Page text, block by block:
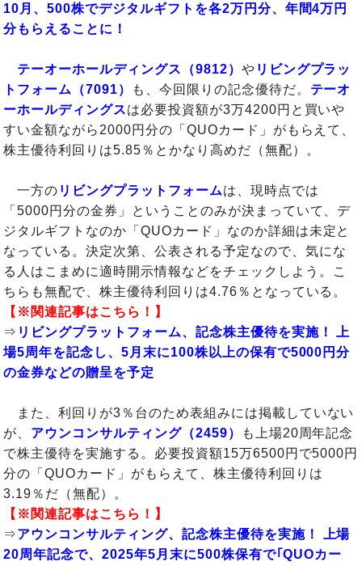
10月、500株でデジタルギフトを各2万円分、年間4万円
分もらえることに！
テーオーホールディングス（9812） や リビングプラッ
トフォーム（7091）
も、今回限りの記念優待だ。 テーオ
ーホールディングスは必要投資額が3万4200円と買いや
すい金額ながら2000円分の「QUOカード」がもらえて、
株主優待利回りは5.85％とかなり高めだ（無配）。
一方の リビングプラットフォームは、現時点では
「5000円分の金券」ということのみが決まっていて、デ
ジタルギフトなのか「QUOカード」なのか詳細は未定と
なっている。決定次第、公表される予定なので、気にな
る人はこまめに適時開示情報などをチェックしよう。こ
ちらも無配で、株主優待利回りは4.76％となっている。
【※関連記事はこちら！】
⇒ リビングプラットフォーム、記念株主優待を実施！ 上
場5周年を記念し、5月末に100株以上の保有で5000円分
の金券などの贈呈を予定
また、利回りが3％台のため表組みには掲載していない
が、 アウンコンサルティング（2459）
も上場20周年記念
で株主優待を実施する。必要投資額15万6500円で5000円
分の「QUOカード」がもらえて、株主優待利回りは
3.19％だ（無配）。
【※関連記事はこちら！】
⇒アウンコンサルティング、記念株主優待を実施！ 上場
20周年記念で、2025年5月末に500株保有で｢QUOカー